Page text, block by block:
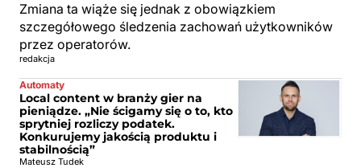
Zmiana ta wiąże się jednak z obowiązkiem
szczegółowego śledzenia zachowań użytkowników
przez operatorów.
redakcja
Automaty
Local content w branży gier na
pieniądze. „Nie ścigamy się o to, kto
sprytniej rozliczy podatek.
Konkurujemy jakością produktu i
stabilnością”
Mateusz Tudek